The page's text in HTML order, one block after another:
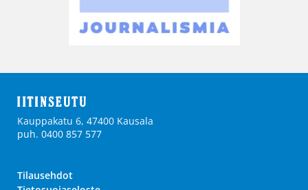
Kauppakatu 6, 47400 Kausala
puh. 0400 857 577
Tilausehdot